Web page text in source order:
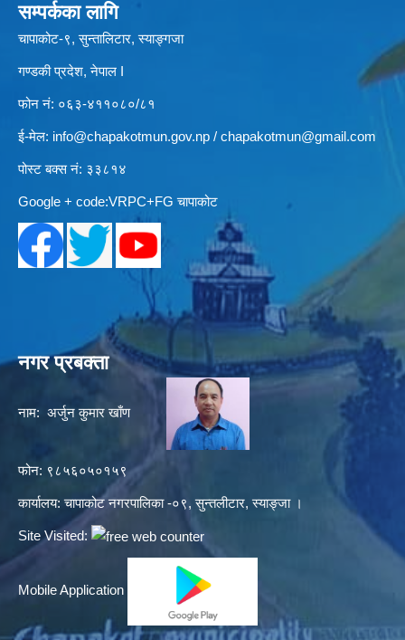
सम्पर्कका लागि
चापाकोट-९, सुन्तालिटार, स्याङ्गजा
गण्डकी प्रदेश, नेपाल I
फोन नं: ०६३-४११०८०/८१
ई-मेल: info@chapakotmun.gov.np / chapakotmun@gmail.com
पोस्ट बक्स नं: ३३८१४
Google + code:VRPC+FG चापाकोट
नगर प्रबक्ता
नाम: अर्जुन कुमार खाँण
फोन: ९८५६०५०१५९
कार्यालय: चापाकोट नगरपालिका -०९, सुन्तलीटार, स्याङ्जा ।
Site Visited:
Mobile Application